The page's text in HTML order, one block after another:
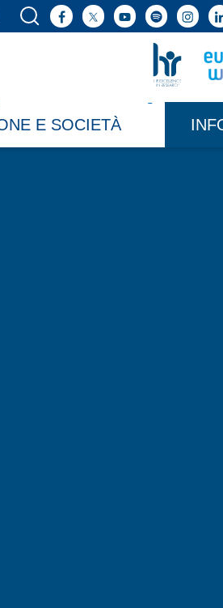
Bottone cerca
Facebook
X YouTube
Spotify
E SOCIETÀ